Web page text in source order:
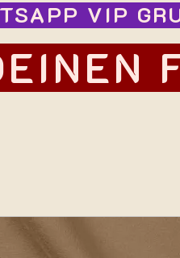
VIP